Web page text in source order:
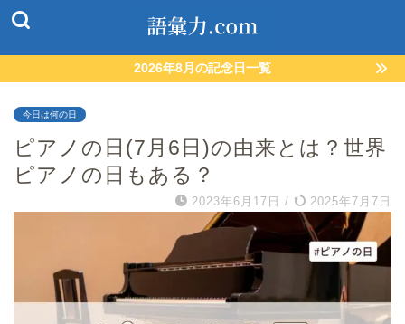
2026年8月の記念日一覧
今日は何の日
ピアノの日(7月6日)の由来とは？世界
ピアノの日もある？
2023年6月17日 / 2025年7月7日